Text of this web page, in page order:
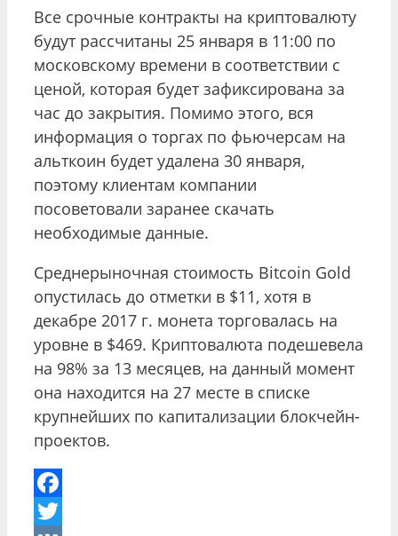
Все срочные контракты на криптовалюту
будут рассчитаны 25 января в 11:00 по
московскому времени в соответствии с
ценой, которая будет зафиксирована за
час до закрытия. Помимо этого, вся
информация о торгах по фьючерсам на
альткоин будет удалена 30 января,
поэтому клиентам компании
посоветовали заранее скачать
необходимые данные.
Среднерыночная стоимость Bitcoin Gold
опустилась до отметки в $11, хотя в
декабре 2017 г. монета торговалась на
уровне в $469. Криптовалюта подешевела
на 98% за 13 месяцев, на данный момент
она находится на 27 месте в списке
крупнейших по капитализации блокчейн-
проектов.
Facebook